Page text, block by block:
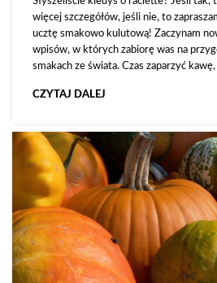
więcej szczegółów, jeśli nie, to
ucztę smakowo kulutową! Zaczynam
wpisów, w których zabiorę was na
smakach ze świata. Czas zaparzyć
CZYTAJ DALEJ